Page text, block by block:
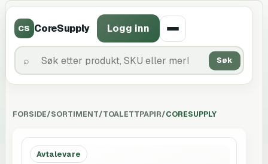
CS CoreSupply
Søk
Logg inn
FORSIDE/SORTIMENT/TOALETTPAPIR/CORESUPPLY
Avtalevare